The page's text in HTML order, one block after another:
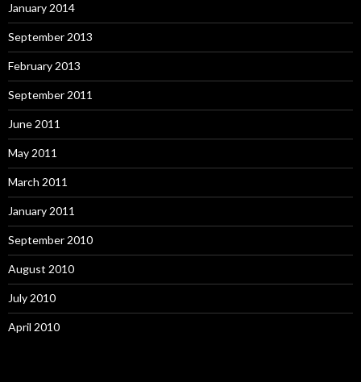
January 2014
September 2013
February 2013
September 2011
June 2011
May 2011
March 2011
January 2011
September 2010
August 2010
July 2010
April 2010